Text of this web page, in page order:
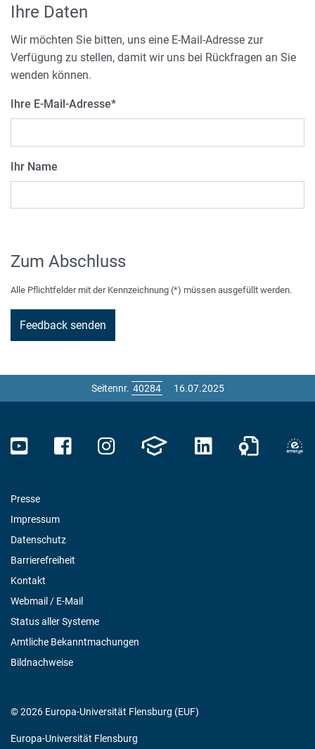
Ihre Daten
Wir möchten Sie bitten, uns eine E-Mail-Adresse zur
Verfügung zu stellen, damit wir uns bei Rückfragen an Sie
wenden können.
Ihre E-Mail-Adresse*
Ihr Name
Zum Abschluss
Alle Pflichtfelder mit der Kennzeichnung (*) müssen ausgefüllt werden.
Seitennr. 16.07.2025
Presse
Impressum
Datenschutz
Barrierefreiheit
Kontakt
Webmail / E-Mail
Status aller Systeme
Amtliche Bekanntmachungen
Bildnachweise
© 2026 Europa-Universität Flensburg (EUF)
Europa-Universität Flensburg